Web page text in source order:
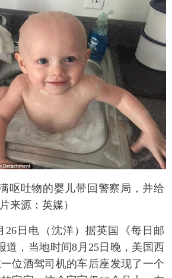
湾 华人 汽车
源 公司
频 彩票
康 信息化 数据
公益 军事 无人机
影 新华广播
新华电视英文
呕吐物的婴儿带回警察局，并给
来源：英媒）
26日电（沈洋）据英国《每日邮
道，当地时间8月25日晚，美国西
位酒驾司机的车后座发现了一个